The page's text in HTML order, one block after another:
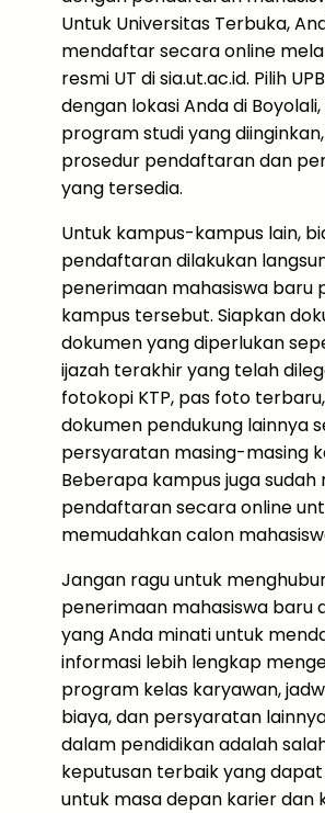
Untuk Universitas Terbuka,
mendaftar secara online
resmi UT di sia.ut.ac.id. Pilih
dengan lokasi Anda di
program studi yang
prosedur pendaftaran dan
yang tersedia.
Untuk kampus-kampus lain,
pendaftaran dilakukan
penerimaan mahasiswa baru
kampus tersebut. Siapkan
dokumen yang diperlukan
ijazah terakhir yang telah
fotokopi KTP, pas foto
dokumen pendukung lainnya
persyaratan masing-masing
Beberapa kampus juga
pendaftaran secara online
memudahkan calon
Jangan ragu untuk
penerimaan mahasiswa baru
yang Anda minati untuk
informasi lebih lengkap
program kelas karyawan,
biaya, dan persyaratan
dalam pendidikan adalah
keputusan terbaik yang
untuk masa depan karier dan